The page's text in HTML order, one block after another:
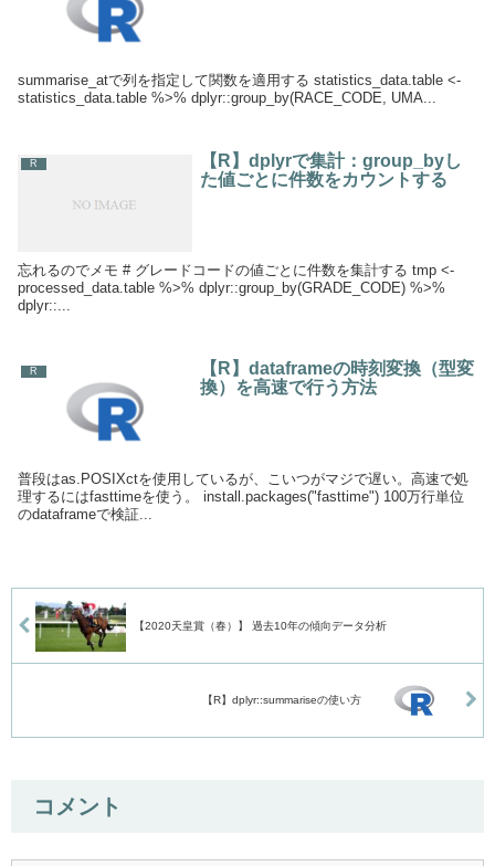
summarise_atで列を指定して関数を適用する statistics_data.table <-
statistics_data.table %>% dplyr::group_by(RACE_CODE, UMA...
R
【R】dplyrで集計：group_byし
た値ごとに件数をカウントする
忘れるのでメモ # グレードコードの値ごとに件数を集計する tmp <-
processed_data.table %>% dplyr::group_by(GRADE_CODE) %>%
dplyr::...
R
【R】dataframeの時刻変換（型変
換）を高速で行う方法
普段はas.POSIXctを使用しているが、こいつがマジで遅い。高速で処
理するにはfasttimeを使う。 install.packages("fasttime") 100万行単位
のdataframeで検証...
【2020天皇賞（春）】 過去10年の傾向データ分析
【R】dplyr::summariseの使い方
コメント